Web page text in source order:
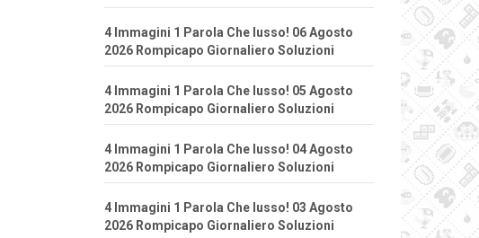
4 Immagini 1 Parola Che lusso! 06 Agosto
2026 Rompicapo Giornaliero Soluzioni
4 Immagini 1 Parola Che lusso! 05 Agosto
2026 Rompicapo Giornaliero Soluzioni
4 Immagini 1 Parola Che lusso! 04 Agosto
2026 Rompicapo Giornaliero Soluzioni
4 Immagini 1 Parola Che lusso! 03 Agosto
2026 Rompicapo Giornaliero Soluzioni